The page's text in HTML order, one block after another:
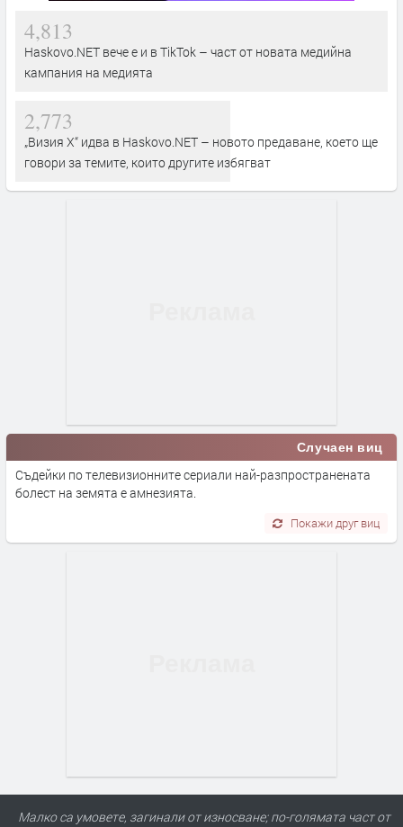
4,813
Haskovo.NET вече е и в TikTok – част от новата медийна
кампания на медията
2,773
„Визия Х“ идва в Haskovo.NET – новото предаване, което ще
говори за темите, които другите избягват
Случаен виц
Съдейки по телевизионните сериали най-разпространената
болест на земята е амнезията.
Покажи друг виц
Малко са умовете, загинали от износване; по-голямата част от